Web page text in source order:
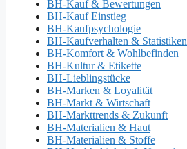
BH-Kauf & Bewertungen
BH-Kauf Einstieg
BH-Kaufpsychologie
BH-Kaufverhalten & Statistiken
BH-Komfort & Wohlbefinden
BH-Kultur & Etikette
BH-Lieblingstücke
BH-Marken & Loyalität
BH-Markt & Wirtschaft
BH-Markttrends & Zukunft
BH-Materialien & Haut
BH-Materialien & Stoffe